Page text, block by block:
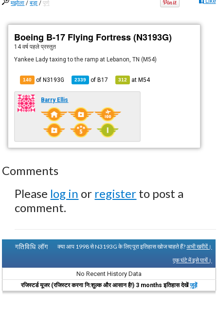
मझोला /बड़ा /पूर्ण
Boeing B-17 Flying Fortress (N3193G)
14 वर्ष पहले प्रस्तुत
Yankee Lady taxing to the ramp at Lebanon, TN (M54)
140 of N3193G 2339 ofB17 312 atM54
Barry Ellis
Comments
Please log in or register to post a
comment.
गतिविधि लॉग क्या आप 1998 से N3193G के लिए पूरा इतिहास खोज चाहते हैं?अभी खरीदें।
एक घंटे में इसे पायें।
No Recent History Data
रजिस्टर्ड यूजर (रजिस्टर करना नि:शुल्क और आसान है!) 3 months इतिहास देखेंजुड़ें